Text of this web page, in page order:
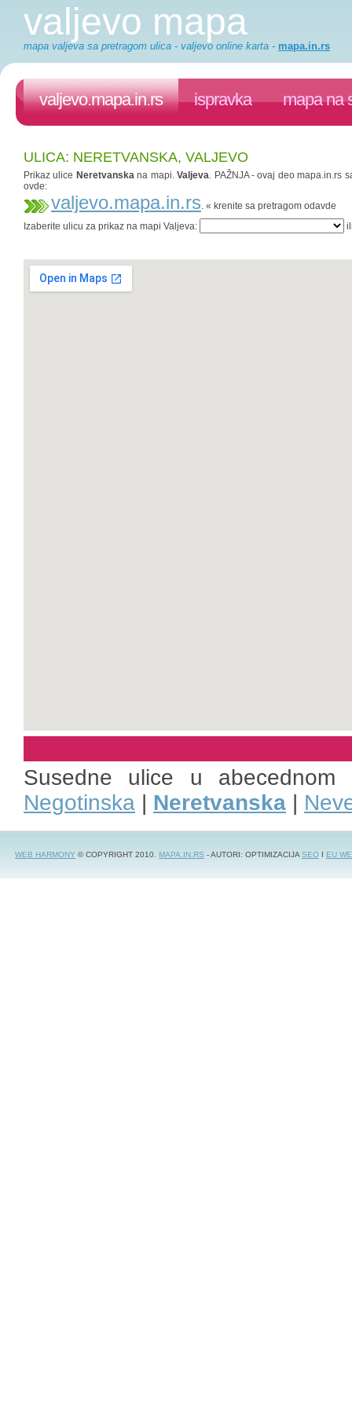
valjevo mapa
mapa valjeva sa pretragom ulica - valjevo online karta - mapa.in.rs
valjevo.mapa.in.rs ispravka mapa na
ULICA: NERETVANSKA, VALJEVO
Prikaz ulice Neretvanskana mapi.Valjeva. PAŽNJA - ovaj deo mapa.in.rs
ovde:
valjevo.mapa.in.rs. « krenite sa pretragom odavde
Izaberite ulicu za prikaz na mapi Valjeva:
Susedne ulice u
Negotinska | Neretvanska |
WEB HARMONY © COPYRIGHT 2010. MAPA.IN.RS - AUTORI: OPTIMIZACIJASEO I EU